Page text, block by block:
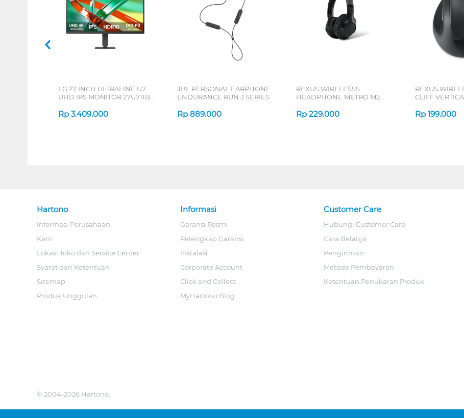
LG 27 INCH ULTRAFINE U7
UHD IPS MONITOR 27U711B-
Rp 3.409.000
JBL PERSONAL EARPHONE
ENDURANCE RUN 3 SERIES
Rp 889.000
REXUS WIRELESSS
HEADPHONE METRO M2
Rp 229.000
REXUS
CLIFF
Rp 199.000
Hartono
Informasi Perusahaan
Karir
Lokasi Toko dan Service Center
Syarat dan Ketentuan
Sitemap
Produk Unggulan
Informasi
Garansi Resmi
Pelengkap Garansi
Instalasi
Corporate Account
Click and Collect
MyHartono Blog
Customer Care
Hubungi Customer Care
Cara Belanja
Pengiriman
Metode Pembayaran
Ketentuan Penukaran Produk
© 2004-2026 Hartono.